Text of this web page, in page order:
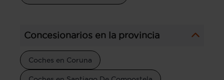
Concesionarios en la provincia
Coches en Coruna